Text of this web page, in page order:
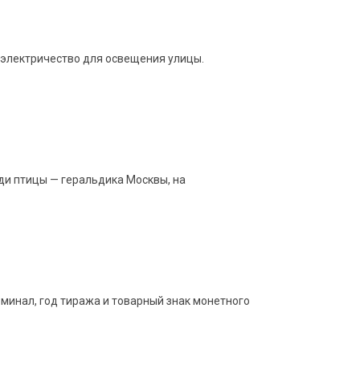
для освещения улицы.
птицы — геральдика Москвы, на
год тиража и товарный знак монетного